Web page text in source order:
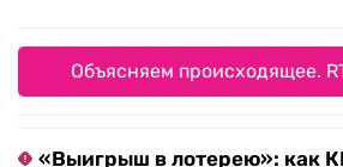
Объясняем происходящее.
«Выигрыш в лотерею»: как